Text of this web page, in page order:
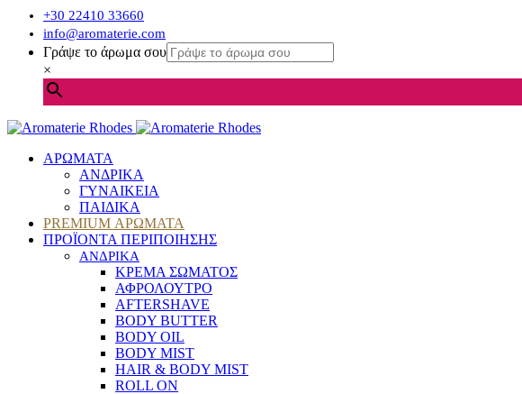
+30 22410 33660
info@aromaterie.com
Γράψε το άρωμα σου
×
ΑΡΩΜΑΤΑ
ΑΝΔΡΙΚΑ
ΓΥΝΑΙΚΕΙΑ
ΠΑΙΔΙΚΑ
PREMIUM ΑΡΩΜΑΤΑ
ΠΡΟΪΟΝΤΑ ΠΕΡΙΠΟΙΗΣΗΣ
ΑΝΔΡΙΚΑ
ΚΡΕΜΑ ΣΩΜΑΤΟΣ
ΑΦΡΟΛΟΥΤΡΟ
AFTERSHAVE
BODY BUTTER
BODY OIL
BODY MIST
HAIR & BODY MIST
ROLL ON